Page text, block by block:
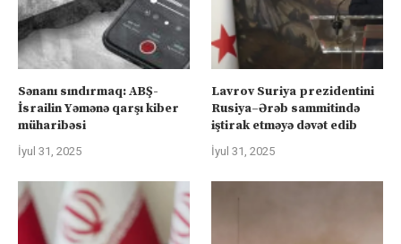
Sənanı sındırmaq: ABŞ-
İsrailin Yəmənə qarşı kiber
müharibəsi
İyul 31, 2025
Lavrov Suriya prezidentini
Rusiya–Ərəb sammitində
iştirak etməyə dəvət edib
İyul 31, 2025